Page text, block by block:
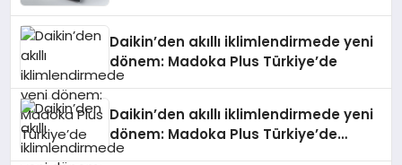
Daikin’den akıllı iklimlendirmede yeni
dönem: Madoka Plus Türkiye’de
Daikin’den akıllı iklimlendirmede yeni
dönem: Madoka Plus Türkiye’de
Daikin’in kullanıcı dostu tasarımıyla